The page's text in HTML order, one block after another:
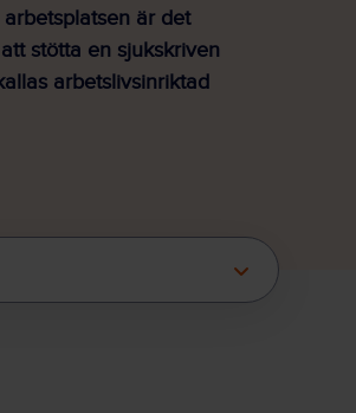
är det
stötta en sjukskriven
arbetslivsinriktad